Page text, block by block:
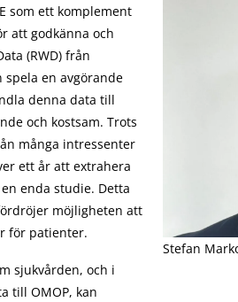
Stefan
som ett komplement
att godkänna och
(RWD) från
en avgörande
denna data till
och kostsam. Trots
många intressenter
ett år att extrahera
enda studie. Detta
möjligheten att
för patienter.
sjukvården, och i
till OMOP, kan